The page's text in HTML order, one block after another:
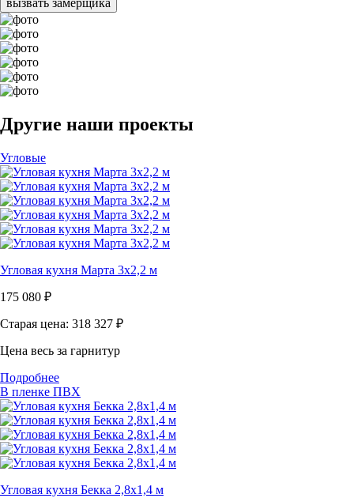
вызвать замерщика
Другие наши проекты
Угловые
Угловая кухня Марта 3х2,2 м
175 080 ₽
Старая цена: 318 327 ₽
Цена весь за гарнитур
Подробнее
В пленке ПВХ
Угловая кухня Бекка 2,8х1,4 м